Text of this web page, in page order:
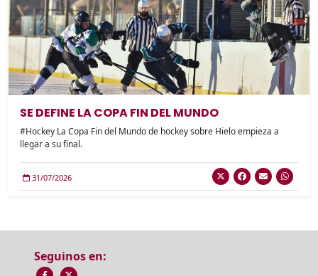
SE DEFINE LA COPA FIN DEL MUNDO
#Hockey La Copa Fin del Mundo de hockey sobre Hielo empieza a
llegar a su final.
31/07/2026
Seguinos en: